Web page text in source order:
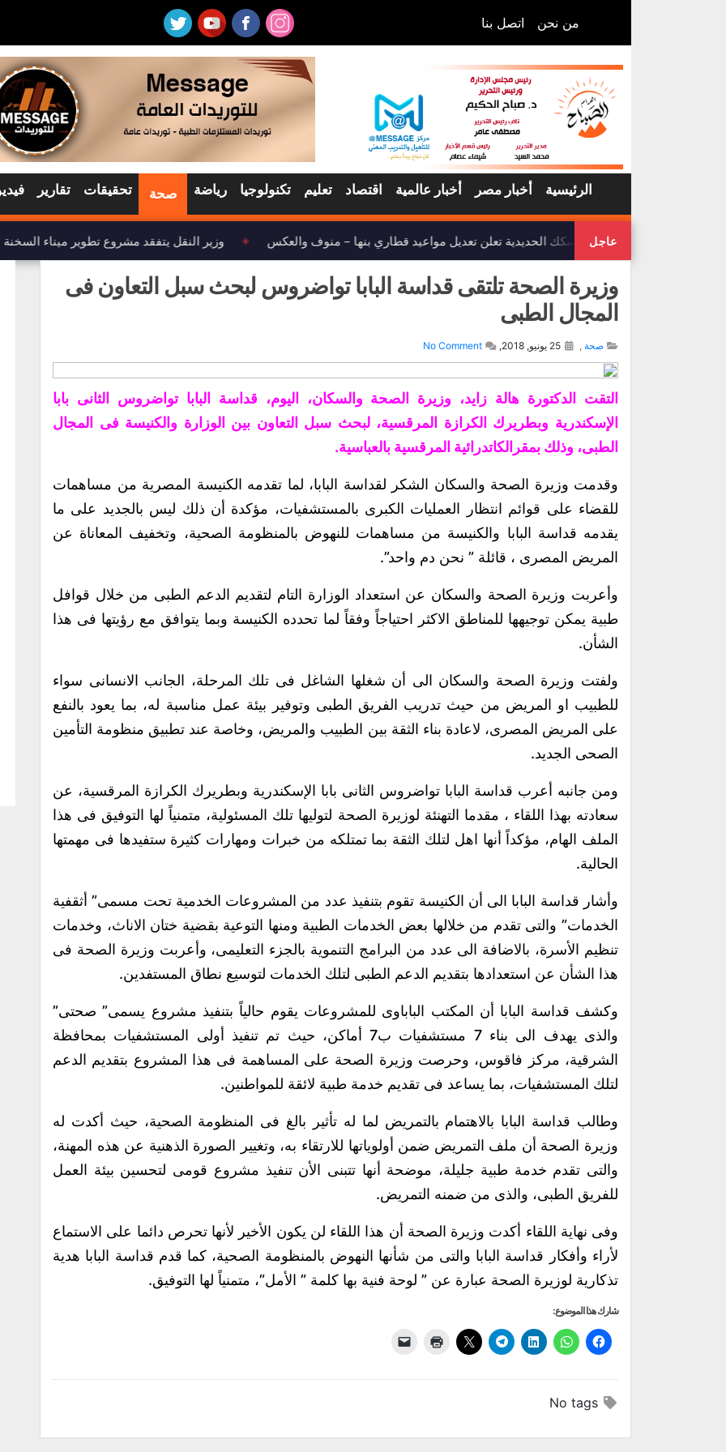
من نحن اتصل بنا
الرئيسية أخبار مصر أخبار عالمية اقتصاد تعليم تكنولوجيا رياضة صحة تحقيقات تقارير
عاجل
هيئة السكك الحديدية تعلن تعديل مواعيد قطاري بنها – منوف والعكس ◈ وزير النقل يتفقد مشروع تطوير ميناء السخنة
وزيرة الصحة تلتقى قداسة البابا تواضروس لبحث سبل التعاون فى
المجال الطبى
صحة ,
No Comment
التقت الدكتورة هالة زايد، وزيرة الصحة والسكان، اليوم، قداسة البابا تواضروس الثانى بابا
الإسكندرية وبطريرك الكرازة المرقسية، لبحث سبل التعاون بين الوزارة والكنيسة فى المجال
الطبى، وذلك بمقرالكاتدرائية المرقسية بالعباسية.
وقدمت وزيرة الصحة والسكان الشكر لقداسة البابا، لما تقدمه الكنيسة المصرية من مساهمات
للقضاء على قوائم انتظار العمليات الكبرى بالمستشفيات، مؤكدة أن ذلك ليس بالجديد على ما
يقدمه قداسة البابا والكنيسة من مساهمات للنهوض بالمنظومة الصحية، وتخفيف المعاناة عن
المريض المصرى ، قائلة ” نحن دم واحد”.
وأعربت وزيرة الصحة والسكان عن استعداد الوزارة التام لتقديم الدعم الطبى من خلال قوافل
طبية يمكن توجيهها للمناطق الاكثر احتياجاً وفقاً لما تحدده الكنيسة وبما يتوافق مع رؤيتها فى هذا
الشأن.
ولفتت وزيرة الصحة والسكان الى أن شغلها الشاغل فى تلك المرحلة، الجانب الانسانى سواء
للطبيب او المريض من حيث تدريب الفريق الطبى وتوفير بيئة عمل مناسبة له، بما يعود بالنفع
على المريض المصرى، لاعادة بناء الثقة بين الطبيب والمريض، وخاصة عند تطبيق منظومة التأمين
الصحى الجديد.
ومن جانبه أعرب قداسة البابا تواضروس الثانى بابا الإسكندرية وبطريرك الكرازة المرقسية، عن
سعادته بهذا اللقاء ، مقدما التهنئة لوزيرة الصحة لتوليها تلك المسئولية، متمنياً لها التوفيق فى هذا
الملف الهام، مؤكداً أنها اهل لتلك الثقة بما تمتلكه من خبرات ومهارات كثيرة ستفيدها فى مهمتها
الحالية.
وأشار قداسة البابا الى أن الكنيسة تقوم بتنفيذ عدد من المشروعات الخدمية تحت مسمى” أثقفية
الخدمات” والتى تقدم من خلالها بعض الخدمات الطبية ومنها التوعية بقضية ختان الاناث، وخدمات
تنظيم الأسرة، بالاضافة الى عدد من البرامج التنموية بالجزء التعليمى، وأعربت وزيرة الصحة فى
هذا الشأن عن استعدادها بتقديم الدعم الطبى لتلك الخدمات لتوسيع نطاق المستفدين.
وكشف قداسة البابا أن المكتب الباباوى للمشروعات يقوم حالياً بتنفيذ مشروع يسمى” صحتى”
والذى يهدف الى بناء 7 مستشفيات ب7 أماكن، حيث تم تنفيذ أولى المستشفيات بمحافظة
الشرقية، مركز فاقوس، وحرصت وزيرة الصحة على المساهمة فى هذا المشروع بتقديم الدعم
لتلك المستشفيات، بما يساعد فى تقديم خدمة طبية لائقة للمواطنين.
وطالب قداسة البابا بالاهتمام بالتمريض لما له تأثير بالغ فى المنظومة الصحية، حيث أكدت له
وزيرة الصحة أن ملف التمريض ضمن أولوياتها للارتقاء به، وتغيير الصورة الذهنية عن هذه المهنة،
والتى تقدم خدمة طبية جليلة، موضحة أنها تتبنى الأن تنفيذ مشروع قومى لتحسين بيئة العمل
للفريق الطبى، والذى من ضمنه التمريض.
وفى نهاية اللقاء أكدت وزيرة الصحة أن هذا اللقاء لن يكون الأخير لأنها تحرص دائما على الاستماع
لأراء وأفكار قداسة البابا والتى من شأنها النهوض بالمنظومة الصحية، كما قدم قداسة البابا هدية
تذكارية لوزيرة الصحة عبارة عن ” لوحة فنية بها كلمة ” الأمل”، متمنياً لها التوفيق.
شارك هذا الموضوع: